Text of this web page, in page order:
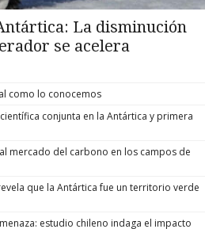
La disminución
se acelera
como lo conocemos
conjunta en la Antártica y primera
mercado del carbono en los campos de
que la Antártica fue un territorio verde
estudio chileno indaga el impacto